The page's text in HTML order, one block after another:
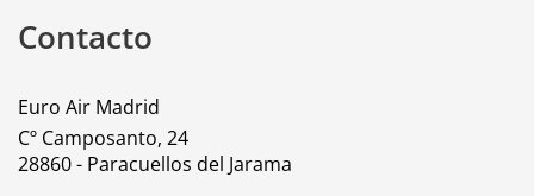
Contacto
Euro Air Madrid
Cº Camposanto, 24
28860 - Paracuellos del Jarama